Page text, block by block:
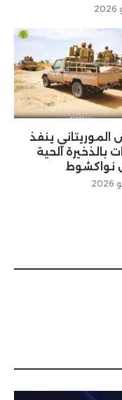
الموريتاني ينفذ
بالذخيرة الحية
نواكشوط